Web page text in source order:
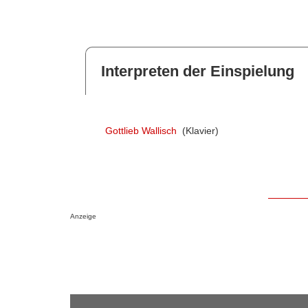
Interpreten der Einspielung
Gottlieb Wallisch (Klavier)
Anzeige